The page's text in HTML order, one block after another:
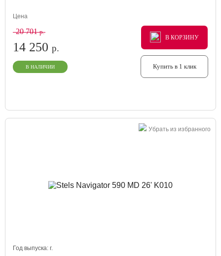
Цена
20 701р.
14 250 р.
В НАЛИЧИИ
В КОРЗИНУ
В КОРЗИНУ
В КОРЗИНУ
Купить в 1 клик
Убрать из избранного
Год выпуска: г.